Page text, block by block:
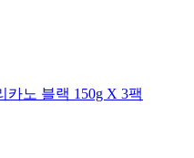
카노 블랙 150g X 3팩